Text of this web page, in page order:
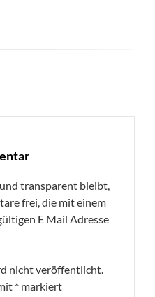
transparent bleibt,
frei, die mit einem
E Mail Adresse
nicht veröffentlicht.
* markiert